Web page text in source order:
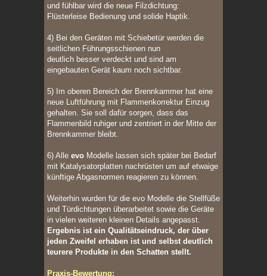
und fühlbar wird die neue Filzdichtung:
Flüsterleise Bedienung und solide Haptik.
4) Bei den Geräten mit Schiebetür werden die
seitlichen Führungsschienen nun
deutlich besser verdeckt und sind am
eingebauten Gerät kaum noch sichtbar.
5) Im oberen Bereich der Brennkammer hat eine
neue Luftführung mit Flammenkorrektur Einzug
gehalten. Sie soll dafür sorgen, dass das
Flammenbild ruhiger und zentriert in der Mitte der
Brennkammer bleibt.
6) Alle evo Modelle lassen sich später bei Bedarf
mit Katalysatorplatten nachrüsten um auf etwaige
künftige Abgasnormen reagieren zu können.
Weiterhin wurden für die evo Modelle die Stellfüße
und Türdichtungen überarbeitet sowie die Geräte
in vielen weiteren kleinen Details angepasst.
Ergebnis ist ein Qualitätseindruck, der über
jeden Zweifel erhaben ist und selbst deutlich
teurere Produkte in den Schatten stellt.
Praxis-Bewertung: